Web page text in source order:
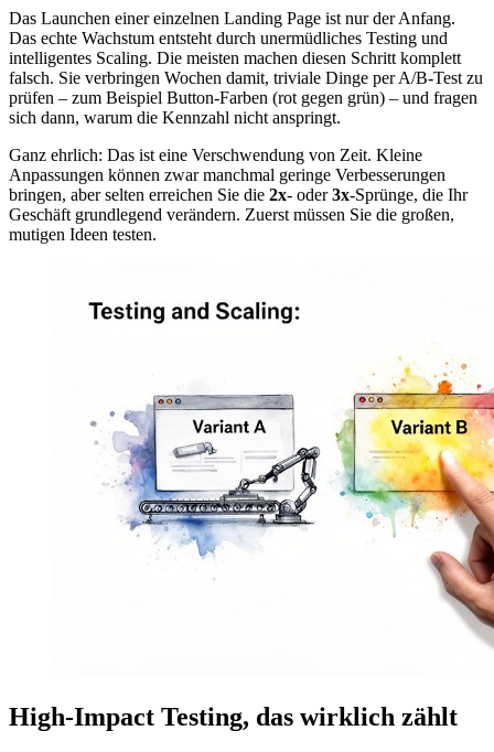
Das Launchen einer einzelnen Landing Page ist nur der Anfang.
Das echte Wachstum entsteht durch unermüdliches Testing und
intelligentes Scaling. Die meisten machen diesen Schritt komplett
falsch. Sie verbringen Wochen damit, triviale Dinge per A/B-Test zu
prüfen – zum Beispiel Button-Farben (rot gegen grün) – und fragen
sich dann, warum die Kennzahl nicht anspringt.
Ganz ehrlich: Das ist eine Verschwendung von Zeit. Kleine
Anpassungen können zwar manchmal geringe Verbesserungen
bringen, aber selten erreichen Sie die 2x- oder3x-Sprünge, die Ihr
Geschäft grundlegend verändern. Zuerst müssen Sie die großen,
mutigen Ideen testen.
High-Impact Testing, das wirklich zählt